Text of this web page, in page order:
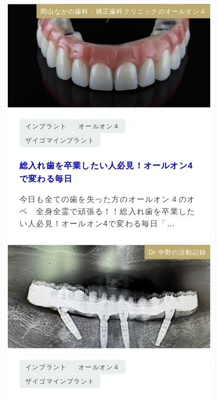
岡山なかの歯科・矯正歯科クリニックのオールオン４
インプラント
オールオン４
ザイゴマインプラント
総入れ歯を卒業したい人必見！オールオン4
で変わる毎日
今日も全ての歯を失った方のオールオン４のオ
ペ 全身全霊で頑張る！！総入れ歯を卒業した
い人必見！オールオン4で変わる毎日「…
Dr.中野の活動記録
インプラント
オールオン４
ザイゴマインプラント